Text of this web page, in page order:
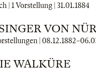
| 1 Vorstellung | 31.01.1884
VON
| 08.12.1882–
WALKÜRE